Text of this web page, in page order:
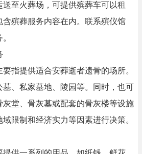
至火葬场，可提供殡葬车可以租
殡葬服务内容在内。联系殡仪馆
指提供适合安葬逝者遗骨的场所。
、私家墓地、陵园等。同时，也可
灰堂、骨灰墓或配套的骨灰楼等设施
限制和经济实力等因素进行决策。